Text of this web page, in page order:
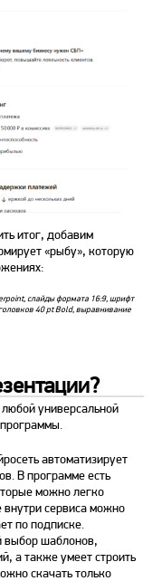
итог, добавим
«рыбу», которую
слайды формата 16:9, шрифт
40 pt Bold, выравнивание
универсальной
автоматизирует
В программе есть
можно легко
внутри сервиса можно
по подписке.
выбор шаблонов,
а также умеет строить
скачать только